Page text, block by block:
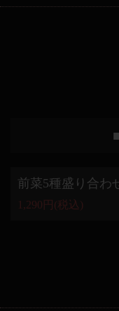
前菜5種盛り合わ
1,290円 (税込)
この